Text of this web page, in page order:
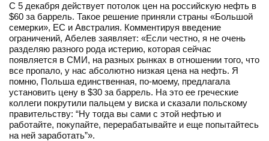
С 5 декабря действует потолок цен на российскую нефть в
$60 за баррель. Такое решение приняли страны «Большой
семерки», ЕС и Австралия. Комментируя введение
ограничений, Абелев заявляет: «Если честно, я не очень
разделяю разного рода истерию, которая сейчас
появляется в СМИ, на разных рынках в отношении того, что
все пропало, у нас абсолютно низкая цена на нефть. Я
помню, Польша единственная, по-моему, предлагала
установить цену в $30 за баррель. На это ее греческие
коллеги покрутили пальцем у виска и сказали польскому
правительству: “Ну тогда вы сами с этой нефтью и
работайте, покупайте, перерабатывайте и еще попытайтесь
на ней заработать”».